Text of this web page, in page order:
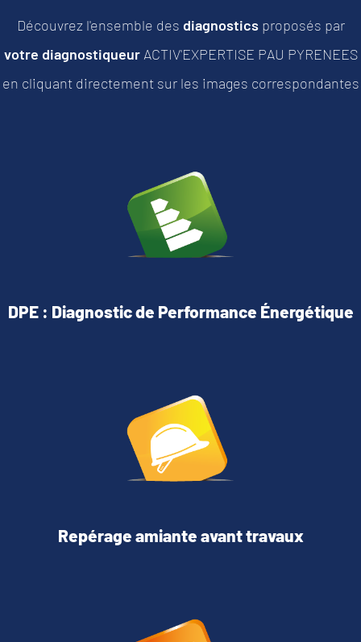
Découvrez l'ensemble des diagnostics proposés par
votre diagnostiqueurACTIV'EXPERTISE PAU PYRENEES
en cliquant directement sur les images correspondantes
DPE : Diagnostic de Performance Énergétique
Repérage amiante avant travaux